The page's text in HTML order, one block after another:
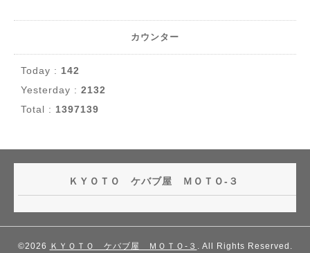
カウンター
Today : 142
Yesterday : 2132
Total : 1397139
ＫＹＯＴＯ ケバブ屋 ＭＯＴＯ-３
©2026 ＫＹＯＴＯ ケバブ屋 ＭＯＴＯ-３ . All Rights Reserved.